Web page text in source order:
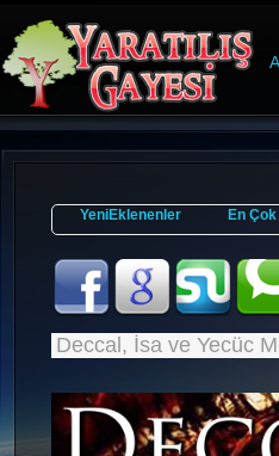
YeniEklenenler En
Deccal, İsa ve Yecüc